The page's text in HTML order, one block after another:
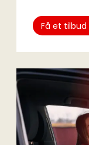
Få et tilbud